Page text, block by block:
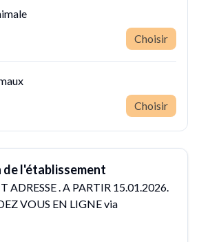
Choisir
Choisir
l'établissement
ADRESSE . A PARTIR 15.01.2026.
VOUS EN LIGNE via